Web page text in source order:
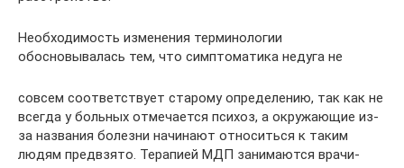
Необходимость изменения терминологии
обосновывалась тем, что симптоматика недуга не
совсем соответствует старому определению, так как не
всегда у больных отмечается психоз, а окружающие из-
за названия болезни начинают относиться к таким
людям предвзято. Терапией МДП занимаются врачи-